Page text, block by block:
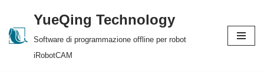
Skip
YueQing Technology
Software di programmazione offline per robot
iRobotCAM